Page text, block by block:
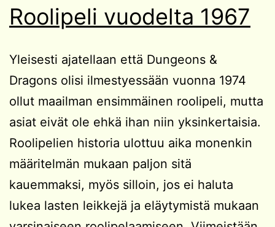
Roolipeli vuodelta 1967
Yleisesti ajatellaan että Dungeons &
Dragons olisi ilmestyessään vuonna 1974
ollut maailman ensimmäinen roolipeli, mutta
asiat eivät ole ehkä ihan niin yksinkertaisia.
Roolipelien historia ulottuu aika monenkin
määritelmän mukaan paljon sitä
kauemmaksi, myös silloin, jos ei haluta
lukea lasten leikkejä ja eläytymistä mukaan